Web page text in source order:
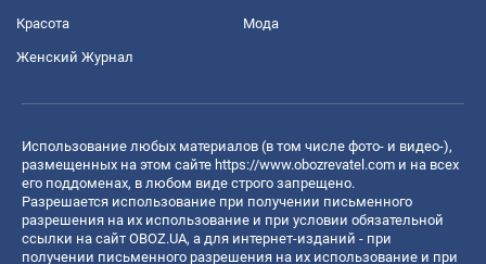
Красота Мода
Женский Журнал
Использование любых материалов (в том числе фото- и видео-),
размещенных на этом сайте https://www.obozrevatel.com и на всех
его поддоменах, в любом виде строго запрещено.
Разрешается использование при получении письменного
разрешения на их использование и при условии обязательной
ссылки на сайт OBOZ.UA, а для интернет-изданий - при
получении письменного разрешения на их использование и при